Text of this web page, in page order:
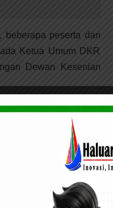
beberapa peserta dan
Ketua Umum DKR
Dewan Kesenian
menyebutkan, pada
hal ini dilihatnya
Kerinduan itu
keinginan dan
untuk memperkuat